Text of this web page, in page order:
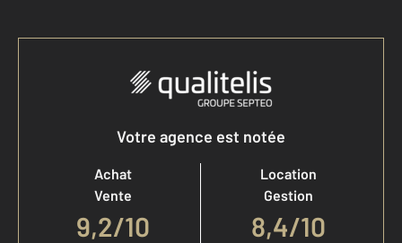
Votre agence est notée
Achat
Vente
9,2/10
Location
Gestion
8,4/10